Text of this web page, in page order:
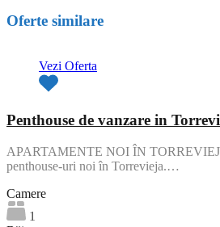
Oferte similare
Vezi Oferta
Penthouse de vanzare in
APARTAMENTE NOI ÎN
penthouse-uri noi în Torrevieja.…
Camere
1